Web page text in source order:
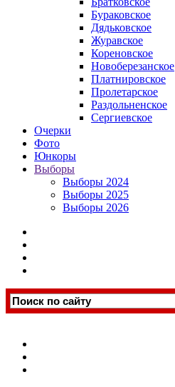
Бураковское
Дядьковское
Журавское
Кореновское
Новоберезанское
Платнировское
Пролетарское
Раздольненское
Сергиевское
Очерки
Фото
Юнкоры
Выборы
Выборы 2024
Выборы 2025
Выборы 2026